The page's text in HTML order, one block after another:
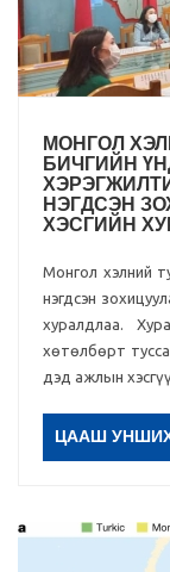
МОНГОЛ
БИЧГИЙН
НЭГДСЭН
ХЭСГИЙН
Монгол хэлний
нэгдсэн
хуралдлаа.
хөтөлбөрт
дэд ажлын
ЦААШ